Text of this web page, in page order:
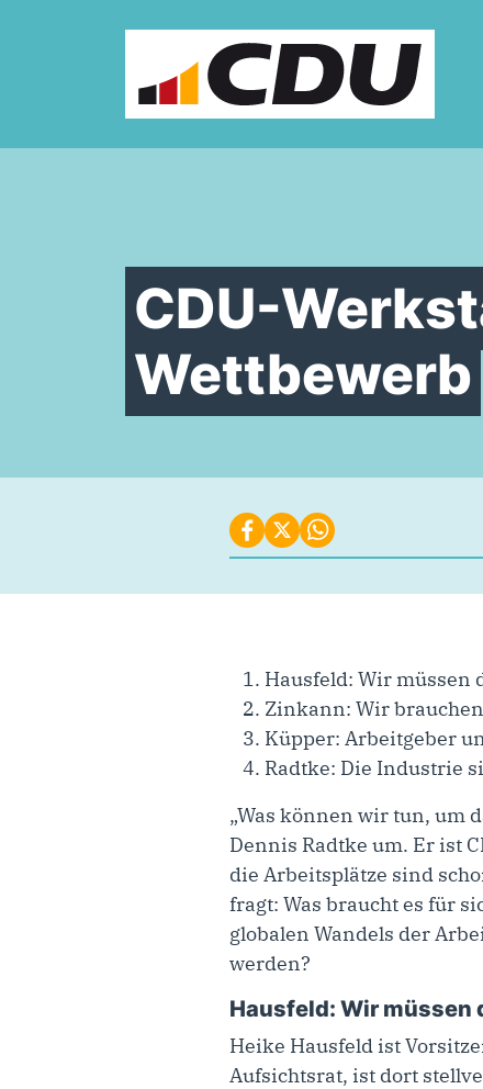
CDU-
Wettbewerb
Hausfeld: Wir müssen
Zinkann: Wir
Küpper: Arbeitgeber
Radtke: Die Industrie
„Was können wir tun, um
Dennis Radtke um. Er ist
die Arbeitsplätze sind
fragt: Was braucht es für
globalen Wandels der
werden?
Hausfeld: Wir müssen
Heike Hausfeld ist
Aufsichtsrat, ist dort